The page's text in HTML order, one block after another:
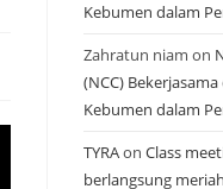
Kebumen dalam
Zahratun niam on
(NCC)
Kebumen dalam
TYRAon Class
berlangsung meriah